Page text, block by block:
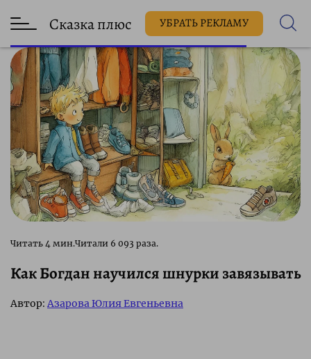
Сказка плюс УБРАТЬ РЕКЛАМУ
6 093 раза.
Как Богдан научился шнурки завязывать
Автор: Азарова Юлия Евгеньевна